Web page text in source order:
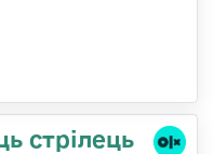
стрілець